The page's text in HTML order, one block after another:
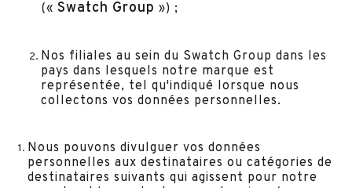
(« Swatch Group ») ;
Nos filiales au sein du Swatch Group dans les
pays dans lesquels notre marque est
représentée, tel qu'indiqué lorsque nous
collectons vos données personnelles.
Nous pouvons divulguer vos données
personnelles aux destinataires ou catégories de
destinataires suivants qui agissent pour notre